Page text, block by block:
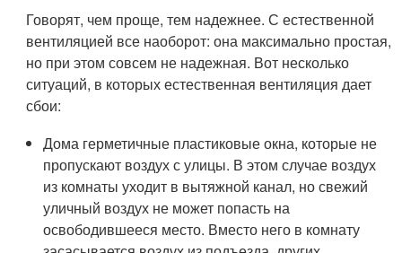
Говорят, чем проще, тем надежнее. С естественной
вентиляцией все наоборот: она максимально простая,
но при этом совсем не надежная. Вот несколько
ситуаций, в которых естественная вентиляция дает
сбои:
Дома герметичные пластиковые окна, которые не
пропускают воздух с улицы. В этом случае воздух
из комнаты уходит в вытяжной канал, но свежий
уличный воздух не может попасть на
освободившееся место. Вместо него в комнату